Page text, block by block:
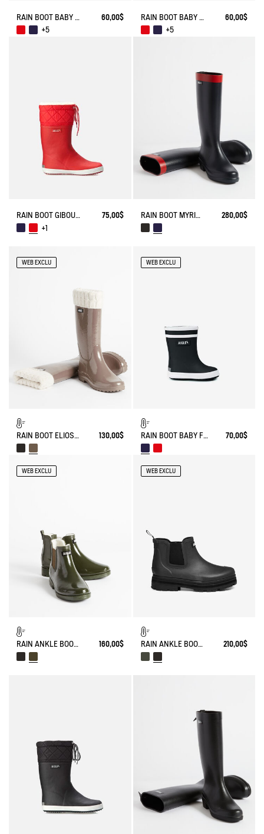
RAIN BOOT BABY FLAC
60,00$
+5
RAIN BOOT BABY FLAC
60,00$
+5
RAIN BOOT GIBOULEE FUR-LINED
75,00$
+1
RAIN BOOT MYRICA 280,00$
WEB EXCLU
RAIN BOOT ELIOSA FUR-LINED 130,00$
WEB EXCLU
RAIN BOOT BABY FLAC FUR-LINED 70,00$
WEB EXCLU
RAIN ANKLE BOOT CARVILLE FUR-LINED 160,00$
WEB EXCLU
RAIN ANKLE BOOT SOFT RAIN FUR-LINED 210,00$